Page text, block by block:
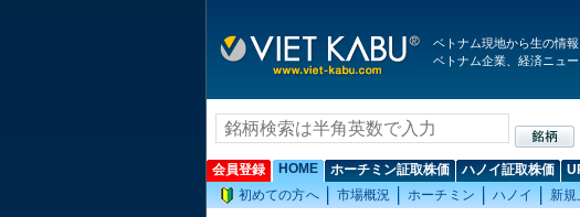
ベトナム現地から生の情報
ベトナム企業、経済ニュ
会員登録
HOME ホーチミン証取株価 ハノイ証取株価
初めての方へ
市場概況 ホーチミン ハノイ 新規